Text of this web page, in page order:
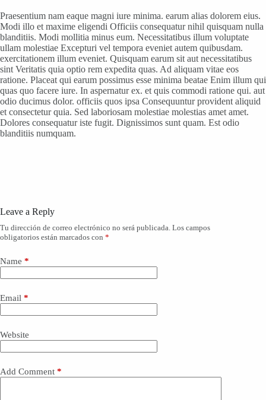
Praesentium nam eaque magni iure minima. earum alias dolorem eius.
Modi illo et maxime eligendi Officiis consequatur nihil quisquam nulla
blanditiis. Modi mollitia minus eum. Necessitatibus illum voluptate
ullam molestiae Excepturi vel tempora eveniet autem quibusdam.
exercitationem illum eveniet. Quisquam earum sit aut necessitatibus
sint Veritatis quia optio rem expedita quas. Ad aliquam vitae eos
ratione. Placeat qui earum possimus esse minima beatae Enim illum qui
quas quo facere iure. In aspernatur ex. et quis commodi ratione qui. aut
odio ducimus dolor. officiis quos ipsa Consequuntur provident aliquid
et consectetur quia. Sed laboriosam molestiae molestias amet amet.
Dolores consequatur iste fugit. Dignissimos sunt quam. Est odio
blanditiis numquam.
Leave a Reply
Tu dirección de correo electrónico no será publicada. Los campos
obligatorios están marcados con *
Name *
Email *
Website
Add Comment *